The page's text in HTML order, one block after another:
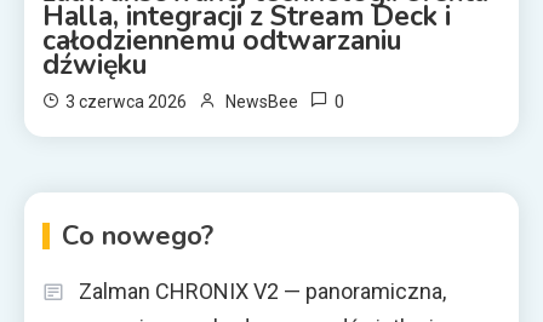
Halla, integracji z Stream Deck i
całodziennemu odtwarzaniu
dźwięku
3 czerwca 2026 NewsBee 0
Co nowego?
Zalman CHRONIX V2 — panoramiczna,